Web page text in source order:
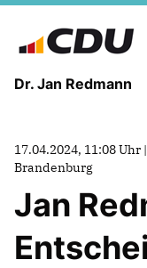
Dr. Jan Redmann
17.04.2024, 11:08 Uhr |
Brandenburg
Jan